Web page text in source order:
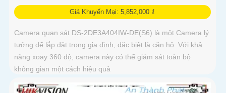
Giá Khuyến Mại: 5,852,000 ₫
Camera quan sát DS-2DE3A404IW-DE(S6) là một Camera lý
tưởng để lắp đặt trong gia đình, đặc biệt là căn hộ. Với khả
năng xoay 360 độ, camera này có thể giám sát toàn bộ
không gian một cách hiệu quả